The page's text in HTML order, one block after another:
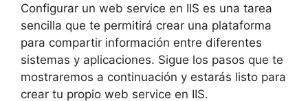
Configurar un web service en IIS es una tarea
sencilla que te permitirá crear una plataforma
para compartir información entre diferentes
sistemas y aplicaciones. Sigue los pasos que te
mostraremos a continuación y estarás listo para
crear tu propio web service en IIS.